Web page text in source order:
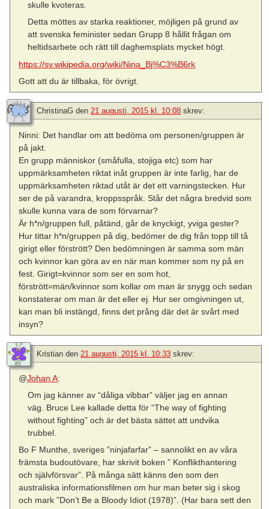
skulle kvoteras.
Detta möttes av starka reaktioner, möjligen på grund av
att svenska feminister sedan Grupp 8 hållit frågan om
heltidsarbete och rätt till daghemsplats mycket högt.
https://sv.wikipedia.org/wiki/Nina_Bj%C3%B6rk
Gott att du är tillbaka, för övrigt.
ChristinaG den 21 augusti, 2015 kl. 10:08 skrev:
Ninni: Det handlar om att bedöma om personen/gruppen är
på jakt.
En grupp människor (småfulla, stojiga etc) som har
uppmärksamheten riktat inåt gruppen är inte farlig, har de
uppmärksamheten riktad utåt är det ett varningstecken. Hur
ser de på varandra, kroppsspråk. Står det några bredvid som
skulle kunna vara de som förvarnar?
Är h*n/gruppen full, påtänd, går de knyckigt, yviga gester?
Hur tittar h*n/gruppen på dig, bedömer de dig från topp till tå
girigt eller förstrött? Den bedömningen är samma som män
och kvinnor kan göra av en när man kommer som ny på en
fest. Girigt=kvinnor som ser en som hot,
förstrött=män/kvinnor som kollar om man är snygg och sedan
konstaterar om man är det eller ej. Hur ser omgivningen ut,
kan man bli instängd, finns det prång där det är svårt med
insyn?
Kristian den 21 augusti, 2015 kl. 10:33 skrev:
@Johan A:
Om jag känner av “dåliga vibbar” väljer jag en annan
väg. Bruce Lee kallade detta för “The way of fighting
without fighting” och är det bästa sättet att undvika
trubbel.
Bo F Munthe, sveriges ”ninjafarfar” – sannolikt en av våra
främsta budoutövare, har skrivit boken ” Konflikthantering
och självförsvar”. På många sätt känns den som den
australiska informationsfilmen om hur man beter sig i skog
och mark ”Don’t Be a Bloody Idiot (1978)”. (Har bara sett den